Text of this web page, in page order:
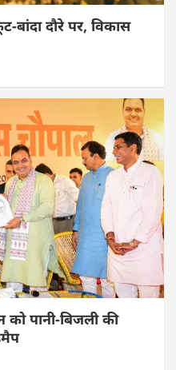
बांदा दौरे पर, विकास
को पानी-बिजली की